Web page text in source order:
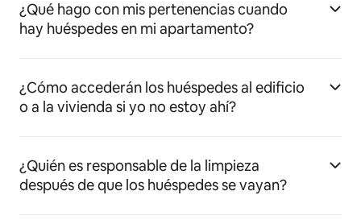
¿Qué hago con mis pertenencias cuando
hay huéspedes en mi apartamento?
¿Cómo accederán los huéspedes al edificio
o a la vivienda si yo no estoy ahí?
¿Quién es responsable de la limpieza
después de que los huéspedes se vayan?